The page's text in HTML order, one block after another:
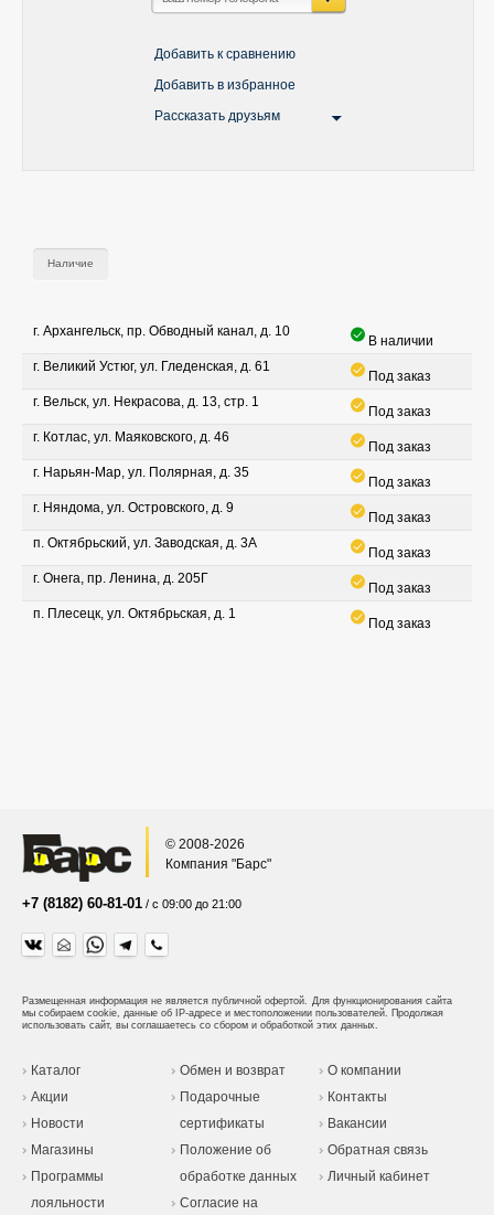
Добавить к сравнению
Добавить в избранное
Рассказать друзьям
Наличие
г. Архангельск, пр. Обводный канал, д. 10
В наличии
г. Великий Устюг, ул. Гледенская, д. 61
Под заказ
г. Вельск, ул. Некрасова, д. 13, стр. 1
Под заказ
г. Котлас, ул. Маяковского, д. 46
Под заказ
г. Нарьян-Мар, ул. Полярная, д. 35
Под заказ
г. Няндома, ул. Островского, д. 9
Под заказ
п. Октябрьский, ул. Заводская, д. 3А
Под заказ
г. Онега, пр. Ленина, д. 205Г
Под заказ
п. Плесецк, ул. Октябрьская, д. 1
Под заказ
© 2008-2026
Компания "Барс"
+7 (8182) 60-81-01 / с 09:00 до 21:00
Размещенная информация не является публичной офертой. Для функционирования сайта
мы собираем cookie, данные об IP-адресе и местоположении пользователей. Продолжая
использовать сайт, вы соглашаетесь со сбором и обработкой этих данных.
Каталог
Акции
Новости
Магазины
Программы
лояльности
Обмен и возврат
Подарочные
сертификаты
Положение об
обработке данных
Согласие на
О компании
Контакты
Вакансии
Обратная связь
Личный кабинет